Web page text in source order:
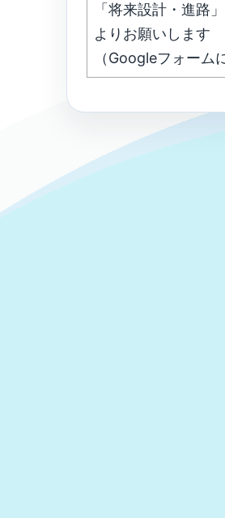
「将来設計・進路
よりお願いします
（Googleフォーム